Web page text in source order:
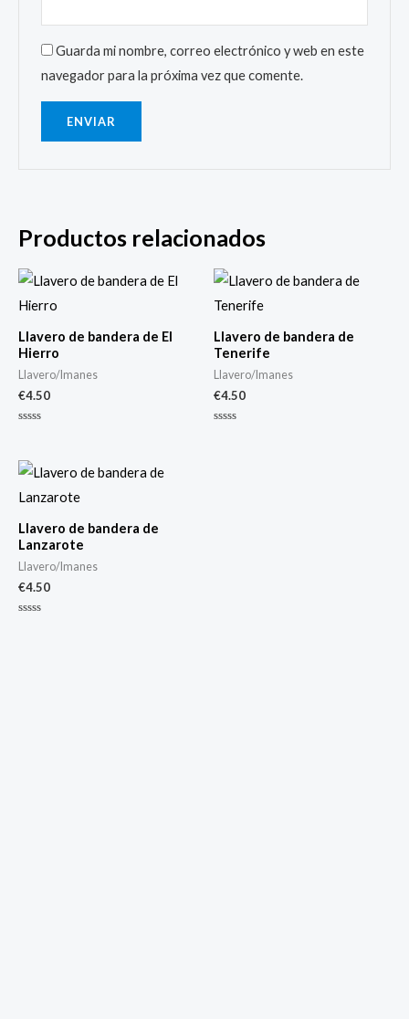
Guarda mi nombre, correo electrónico y web en este
navegador para la próxima vez que comente.
Productos relacionados
Llavero de bandera de El
Hierro
Llavero/Imanes
€4.50
de
5
Llavero de bandera de
Tenerife
Llavero/Imanes
€4.50
Llavero de bandera de
Lanzarote
Llavero/Imanes
€4.50